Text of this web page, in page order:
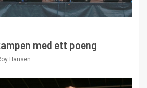
med ett poeng
Hansen